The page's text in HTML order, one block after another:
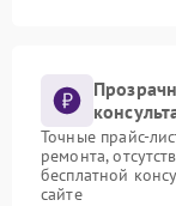
Точные прайс-
ремонта,
бесплатной
сайте